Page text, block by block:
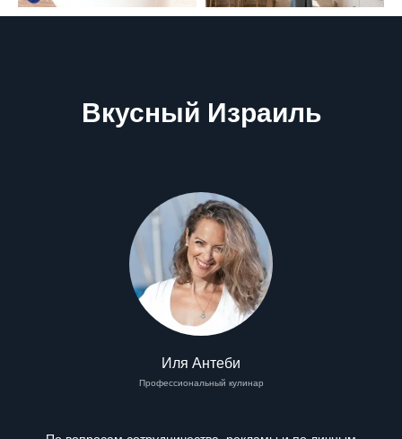
Вкусный Израиль
Иля Антеби
Профессиональный кулинар